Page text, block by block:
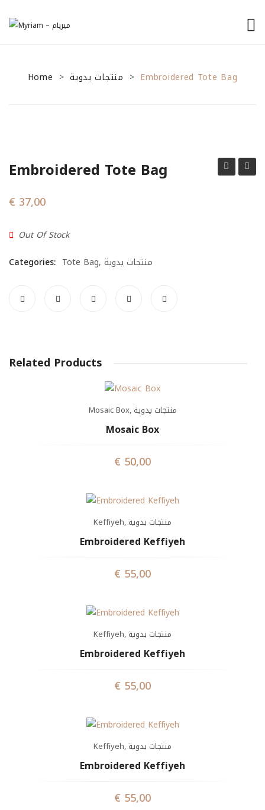
من نحن
Financial Tips
Home > منتجات يدوية > Embroidered Tote Bag
Embroidered Tote Bag
€ 37,00
Out Of Stock
Categories: Tote Bag, منتجات يدوية
Related Products
Mosaic Box, منتجات يدوية
Mosaic Box
€ 50,00
Keffiyeh, منتجات يدوية
Embroidered Keffiyeh
€ 55,00
Keffiyeh, منتجات يدوية
Embroidered Keffiyeh
€ 55,00
Keffiyeh, منتجات يدوية
Embroidered Keffiyeh
€ 55,00